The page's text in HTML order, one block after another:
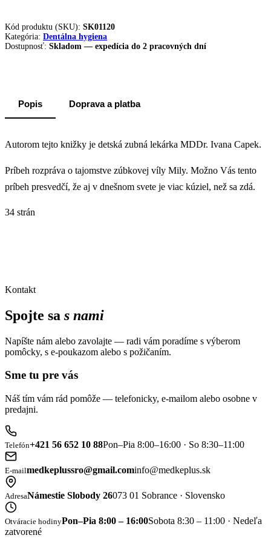
Kód produktu (SKU): SK01120
Kategória: Dentálna hygiena
Dostupnosť: Skladom — expedícia do 2 pracovných dní
Popis Doprava a platba
Autorom tejto knižky je detská zubná lekárka MDDr. Ivana Capek.
Príbeh rozpráva o tajomstve zúbkovej víly Mily. Možno Vás tento
príbeh presvedčí, že aj v dnešnom svete je viac kúziel, než sa zdá.
34 strán
Kontakt
Spojte sa s nami
Napíšte nám alebo zavolajte — radi vám poradíme s výberom
pomôcky, s e-poukazom alebo s požičaním.
Sme tu pre vás
Náš tím vám rád pomôže — telefonicky, e-mailom alebo osobne v
predajni.
Telefón+421 56 652 10 88Pon–Pia 8:00–16:00 · So 8:30–11:00
E-mailmedkeplussro@gmail.cominfo@medkeplus.sk
AdresaNámestie Slobody 26073 01 Sobrance · Slovensko
Otváracie hodinyPon–Pia 8:00 – 16:00Sobota 8:30 – 11:00 · Nedeľa
zatvorené